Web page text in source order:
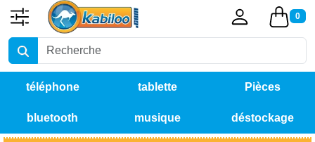
0
téléphone tablette Pièces
détachées
bluetooth musique déstockage